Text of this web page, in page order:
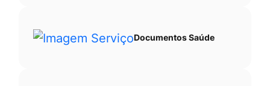
Documentos Saúde